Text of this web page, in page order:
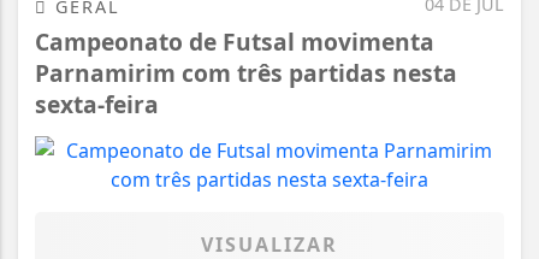
GERAL
Campeonato de Futsal movimenta
Parnamirim com três partidas nesta
sexta-feira
VISUALIZAR